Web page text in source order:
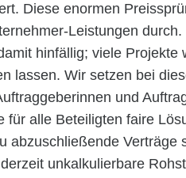
Diese enormen
Leistungen
hinfällig; viele Projekte
lassen. Wir setzen bei
und
für alle Beteiligten faire
abzuschließende Verträge
unkalkulierbare